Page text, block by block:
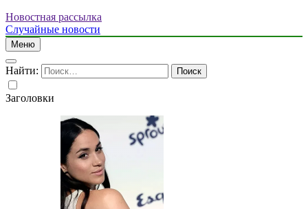
Новостная рассылка
Случайные новости
Меню
Найти:
Заголовки